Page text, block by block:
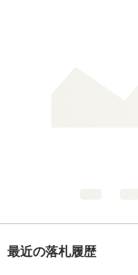
最近の落札履歴